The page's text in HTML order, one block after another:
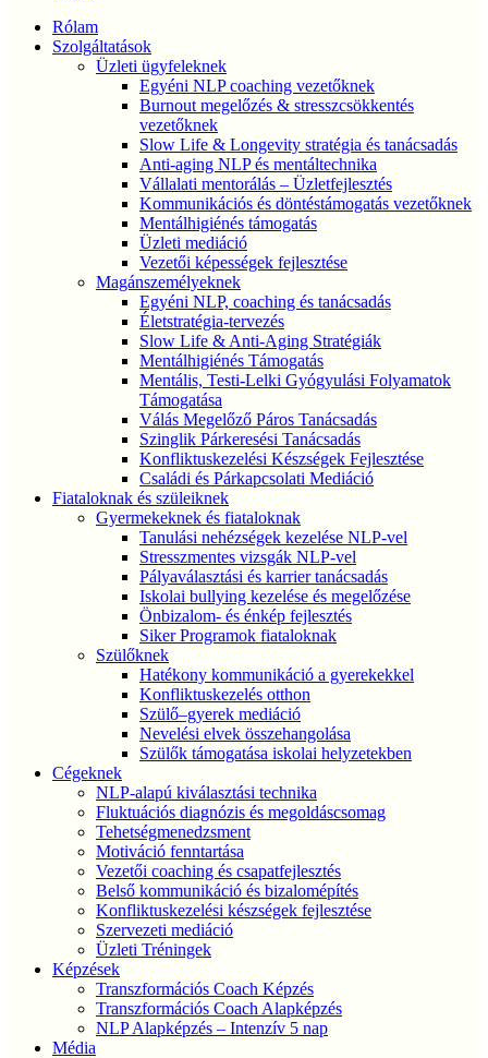
Rólam
Szolgáltatások
Üzleti ügyfeleknek
Egyéni NLP coaching vezetőknek
Burnout megelőzés & stresszcsökkentés
vezetőknek
Slow Life & Longevity stratégia és tanácsadás
Anti-aging NLP és mentáltechnika
Vállalati mentorálás – Üzletfejlesztés
Kommunikációs és döntéstámogatás vezetőknek
Mentálhigiénés támogatás
Üzleti mediáció
Vezetői képességek fejlesztése
Magánszemélyeknek
Egyéni NLP, coaching és tanácsadás
Életstratégia-tervezés
Slow Life & Anti-Aging Stratégiák
Mentálhigiénés Támogatás
Mentális, Testi-Lelki Gyógyulási Folyamatok
Támogatása
Válás Megelőző Páros Tanácsadás
Szinglik Párkeresési Tanácsadás
Konfliktuskezelési Készségek Fejlesztése
Családi és Párkapcsolati Mediáció
Fiataloknak és szüleiknek
Gyermekeknek és fiataloknak
Tanulási nehézségek kezelése NLP-vel
Stresszmentes vizsgák NLP-vel
Pályaválasztási és karrier tanácsadás
Iskolai bullying kezelése és megelőzése
Önbizalom- és énkép fejlesztés
Siker Programok fiataloknak
Szülőknek
Hatékony kommunikáció a gyerekekkel
Konfliktuskezelés otthon
Szülő–gyerek mediáció
Nevelési elvek összehangolása
Szülők támogatása iskolai helyzetekben
Cégeknek
NLP-alapú kiválasztási technika
Fluktuációs diagnózis és megoldáscsomag
Tehetségmenedzsment
Motiváció fenntartása
Vezetői coaching és csapatfejlesztés
Belső kommunikáció és bizalomépítés
Konfliktuskezelési készségek fejlesztése
Szervezeti mediáció
Üzleti Tréningek
Képzések
Transzformációs Coach Képzés
Transzformációs Coach Alapképzés
NLP Alapképzés – Intenzív 5 nap
Média